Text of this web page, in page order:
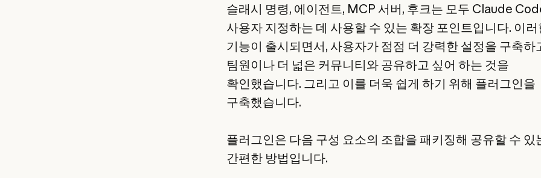
슬래시 명령, 에이전트, MCP 서버, 후크는 모두 Claude
사용자 지정하는 데 사용할 수 있는 확장 포인트입니다. 이러
기능이 출시되면서, 사용자가 점점 더 강력한 설정을 구축하
팀원이나 더 넓은 커뮤니티와 공유하고 싶어 하는 것을
확인했습니다. 그리고 이를 더욱 쉽게 하기 위해 플러그인을
구축했습니다.
플러그인은 다음 구성 요소의 조합을 패키징해 공유할 수 있
간편한 방법입니다.